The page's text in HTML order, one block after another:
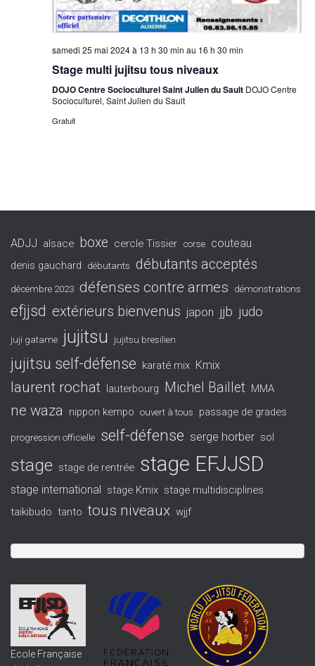
samedi 25 mai 2024 à 13 h 30 min au 16 h 30 min
Stage multi jujitsu tous niveaux
DOJO Centre Socioculturel Saint Julien du Sault DOJO Centre
Socioculturel, Saint Julien du Sault
Gratuit
ADJJ alsace boxe cercle Tissier corse couteau
denis gauchard débutants débutants acceptés
décembre 2023 défenses contre armes démonstrations
efjjsd extérieurs bienvenus japon jjb judo
juji gatame jujitsu jujitsu bresilien
jujitsu self-défense karaté mix Kmix
laurent rochat lauterbourg Michel Baillet MMA
ne waza nippon kempo ouvert à tous passage de grades
progression officielle self-défense serge horber sol
stage stage de rentrée stage EFJJSD
stage international stage Kmix stage multidisciplines
taikibudo tanto tous niveaux wjjf
Ecole Française